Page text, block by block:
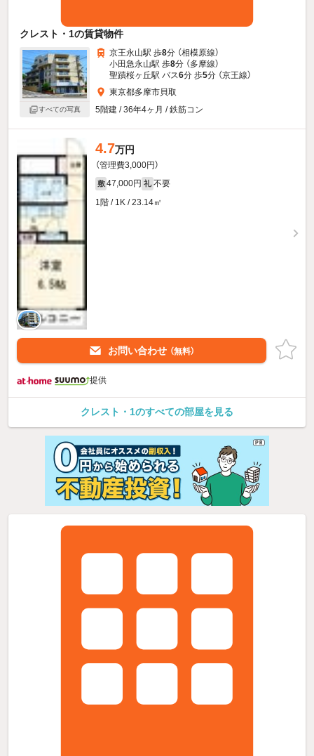
クレスト・1の賃貸物件
すべての写真
京王永山駅 歩8分 （相模原線）
小田急永山駅 歩8分 （多摩線）
聖蹟桜ヶ丘駅 バス6分 歩5分 （京王線）
東京都多摩市貝取
5階建 / 36年4ヶ月 / 鉄筋コン
4.7万円
（管理費3,000円）
敷 47,000円 礼 不要
1階 / 1K / 23.14㎡
お問い合わせ （無料）
提供
クレスト・1のすべての部屋を見る